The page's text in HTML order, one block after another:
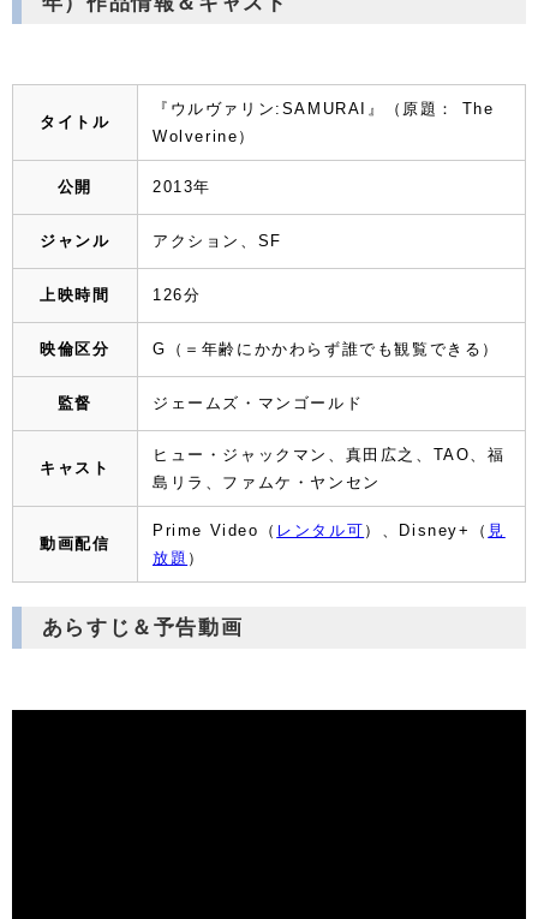
タイトル
『ウルヴァリン:SAMURAI』（原題： The
Wolverine）
公開 2013年
ジャンル アクション、SF
上映時間 126分
映倫区分 G（＝年齢にかかわらず誰でも観覧できる）
監督 ジェームズ・マンゴールド
キャスト
ヒュー・ジャックマン、 真田広之、 TAO、福
島リラ、ファムケ・ヤンセン
動画配信
Prime Video（ レンタル可 ）、Disney+（ 見
放題 ）
あらすじ＆予告動画